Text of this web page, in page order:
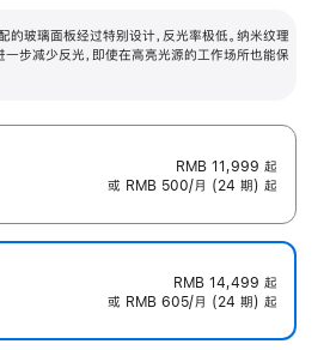
的玻璃面板经过特别设计，反光率极低。纳米纹理
一步减少反光，即使在高亮光源的工作场所也能保
RMB 11,999 起
或 RMB 500/月 (24 期) 起
RMB 14,499 起
或 RMB 605/月 (24 期) 起